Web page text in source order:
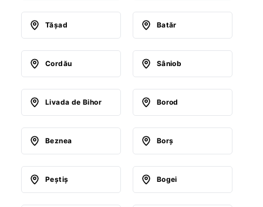
Tăşad Batăr
Cordău Sâniob
Livada de Bihor Borod
Beznea Borş
Peştiş Bogei